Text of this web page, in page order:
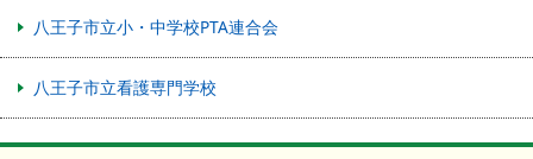
八王子市立小・中学校PTA連合会
八王子市立看護専門学校